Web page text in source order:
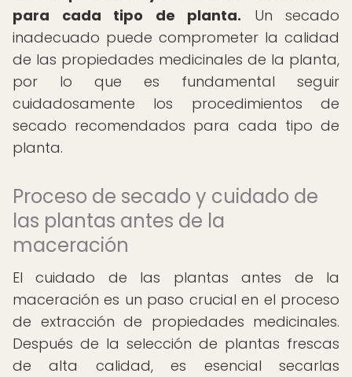
para cada tipo de planta. Un secado
inadecuado puede comprometer la calidad
de las propiedades medicinales de la planta,
por lo que es fundamental seguir
cuidadosamente los procedimientos de
secado recomendados para cada tipo de
planta.
Proceso de secado y cuidado de
las plantas antes de la
maceración
El cuidado de las plantas antes de la
maceración es un paso crucial en el proceso
de extracción de propiedades medicinales.
Después de la selección de plantas frescas
de alta calidad, es esencial secarlas